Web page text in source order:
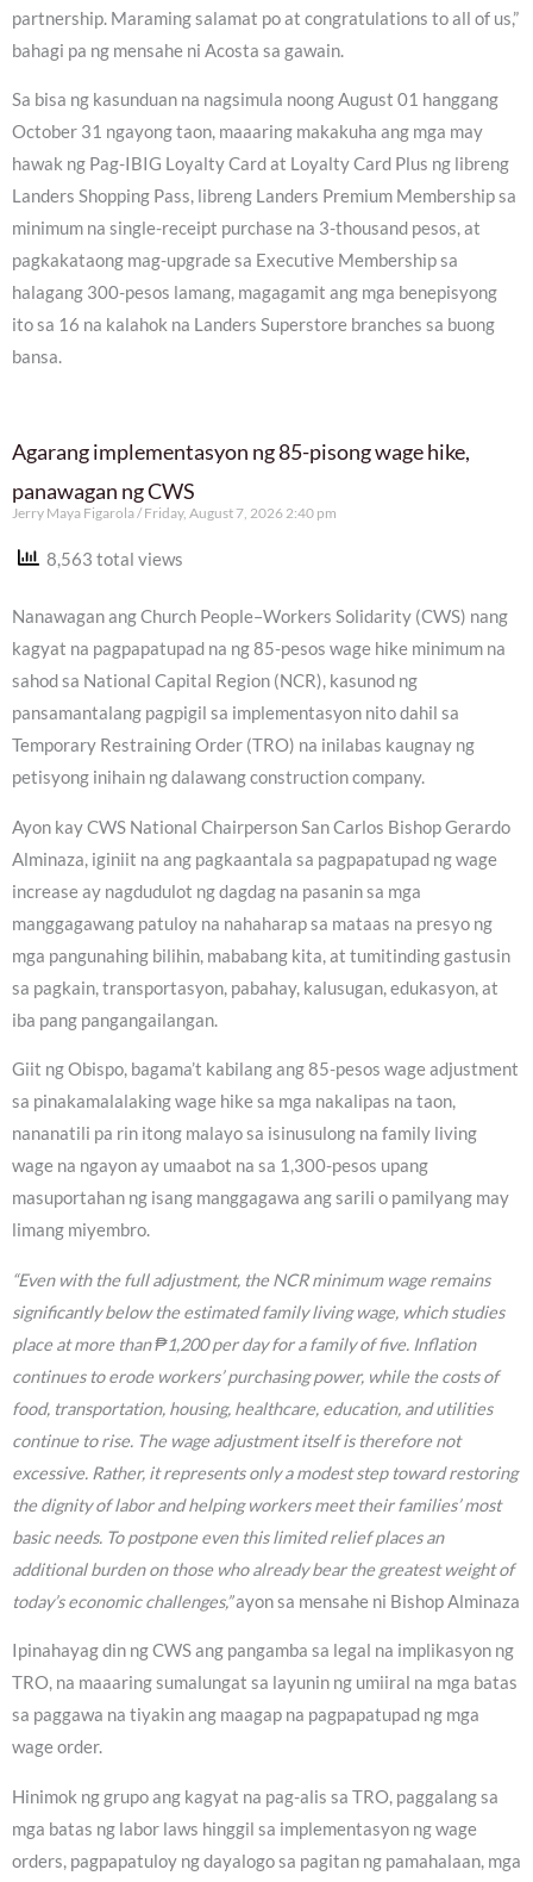
partnership. Maraming salamat po at congratulations to all of us,”
bahagi pa ng mensahe ni Acosta sa gawain.
Sa bisa ng kasunduan na nagsimula noong August 01 hanggang
October 31 ngayong taon, maaaring makakuha ang mga may
hawak ng Pag-IBIG Loyalty Card at Loyalty Card Plus ng libreng
Landers Shopping Pass, libreng Landers Premium Membership sa
minimum na single-receipt purchase na 3-thousand pesos, at
pagkakataong mag-upgrade sa Executive Membership sa
halagang 300-pesos lamang, magagamit ang mga benepisyong
ito sa 16 na kalahok na Landers Superstore branches sa buong
bansa.
Agarang implementasyon ng 85-pisong wage hike,
panawagan ng CWS
Jerry Maya Figarola Friday, August 7, 2026 2:40 pm
8,563 total views
Nanawagan ang Church People–Workers Solidarity (CWS) nang
kagyat na pagpapatupad na ng 85-pesos wage hike minimum na
sahod sa National Capital Region (NCR), kasunod ng
pansamantalang pagpigil sa implementasyon nito dahil sa
Temporary Restraining Order (TRO) na inilabas kaugnay ng
petisyong inihain ng dalawang construction company.
Ayon kay CWS National Chairperson San Carlos Bishop Gerardo
Alminaza, iginiit na ang pagkaantala sa pagpapatupad ng wage
increase ay nagdudulot ng dagdag na pasanin sa mga
manggagawang patuloy na nahaharap sa mataas na presyo ng
mga pangunahing bilihin, mababang kita, at tumitinding gastusin
sa pagkain, transportasyon, pabahay, kalusugan, edukasyon, at
iba pang pangangailangan.
Giit ng Obispo, bagama’t kabilang ang 85-pesos wage adjustment
sa pinakamalalaking wage hike sa mga nakalipas na taon,
nananatili pa rin itong malayo sa isinusulong na family living
wage na ngayon ay umaabot na sa 1,300-pesos upang
masuportahan ng isang manggagawa ang sarili o pamilyang may
limang miyembro.
“Even with the full adjustment, the NCR minimum wage remains
significantly below the estimated family living wage, which studies
place at more than ₱1,200 per day for a family of five. Inflation
continues to erode workers’ purchasing power, while the costs of
food, transportation, housing, healthcare, education, and utilities
continue to rise. The wage adjustment itself is therefore not
excessive. Rather, it represents only a modest step toward restoring
the dignity of labor and helping workers meet their families’ most
basic needs. To postpone even this limited relief places an
additional burden on those who already bear the greatest weight of
today’s economic challenges,”ayon sa mensahe ni Bishop Alminaza
Ipinahayag din ng CWS ang pangamba sa legal na implikasyon ng
TRO, na maaaring sumalungat sa layunin ng umiiral na mga batas
sa paggawa na tiyakin ang maagap na pagpapatupad ng mga
wage order.
Hinimok ng grupo ang kagyat na pag-alis sa TRO, paggalang sa
mga batas ng labor laws hinggil sa implementasyon ng wage
orders, pagpapatuloy ng dayalogo sa pagitan ng pamahalaan, mga